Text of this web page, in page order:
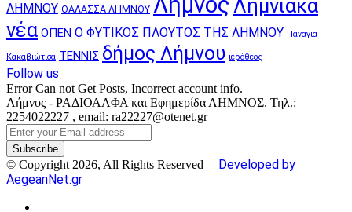
ΛΗΜΝΟΥ ΘΑΛΑΣΣΑ ΛΗΜΝΟΥ
Λημνιακά
νέα ΟΠΕΝ Ο ΦΥΤΙΚΟΣ ΠΛΟΥΤΟΣ ΤΗΣ ΛΗΜΝΟΥ Παναγια
Κακαβιώτισα ΤΕΝΝΙΣ δήμος Λήμνου ιερόθεος
Follow us
Error Can not Get Posts, Incorrect account info.
Λήμνος - ΡΑΔΙΟΑΛΦΑ και Εφημερίδα ΛΗΜΝΟΣ. Τηλ.:
2254022227 , email: ra22227@otenet.gr
Enter
your
Email
address
© Copyright 2026, All Rights Reserved | Developed by
AegeanNet.gr